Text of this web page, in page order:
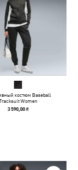
костюм Baseball
Women
3 590,00 ₴